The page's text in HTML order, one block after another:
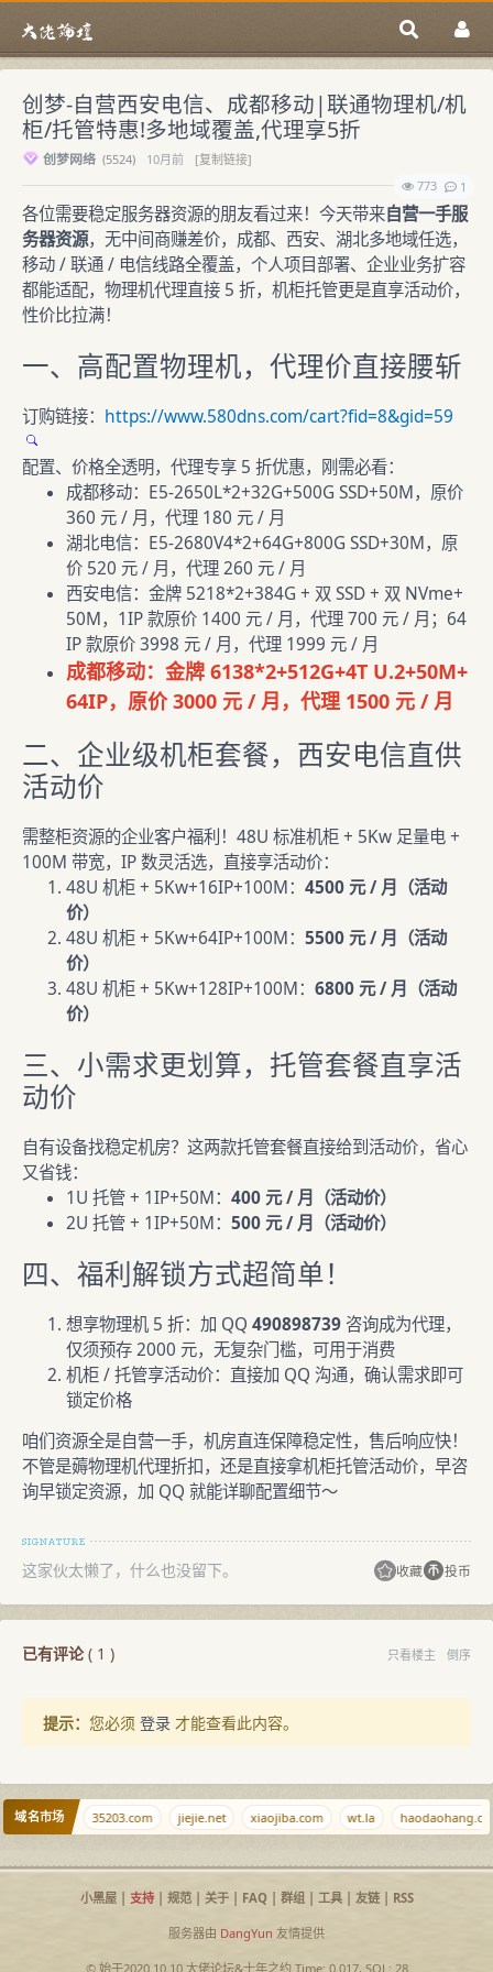
创梦-自营西安电信、成都移动|联通物理机/机
柜/托管特惠!多地域覆盖,代理享5折
创梦网络 (5524) 10月前
[复制链接]
773
1
各位需要稳定服务器资源的朋友看过来！今天带来自营一手服
务器资源，无中间商赚差价，成都、西安、湖北多地域任选，
移动 / 联通 / 电信线路全覆盖，个人项目部署、企业业务扩容
都能适配，物理机代理直接 5 折，机柜托管更是直享活动价，
性价比拉满！
一、高配置物理机，代理价直接腰斩
订购链接： https://www.580dns.com/cart?fid=8&gid=59
配置、价格全透明，代理专享 5 折优惠，刚需必看：
成都移动：E5-2650L*2+32G+500G SSD+50M，原价
360 元 / 月，代理 180 元 / 月
湖北电信：E5-2680V4*2+64G+800G SSD+30M，原
价 520 元 / 月，代理 260 元 / 月
西安电信：金牌 5218*2+384G + 双 SSD + 双 NVme+
50M，1IP 款原价 1400 元 / 月，代理 700 元 / 月；64
IP 款原价 3998 元 / 月，代理 1999 元 / 月
成都移动：金牌 6138*2+512G+4T U.2+50M+
64IP，原价 3000 元 / 月，代理 1500 元 / 月
二、企业级机柜套餐，西安电信直供
活动价
需整柜资源的企业客户福利！48U 标准机柜 + 5Kw 足量电 +
100M 带宽，IP 数灵活选，直接享活动价：
48U 机柜 + 5Kw+16IP+100M： 4500 元 / 月（活动
价）
48U 机柜 + 5Kw+64IP+100M： 5500 元 / 月（活动
价）
48U 机柜 + 5Kw+128IP+100M： 6800 元 / 月（活动
价）
三、小需求更划算，托管套餐直享活
动价
自有设备找稳定机房？这两款托管套餐直接给到活动价，省心
又省钱：
1U 托管 + 1IP+50M： 400 元 / 月（活动价）
2U 托管 + 1IP+50M： 500 元 / 月（活动价）
四、福利解锁方式超简单！
想享物理机 5 折：加 QQ 490898739 咨询成为代理，
仅须预存 2000 元，无复杂门槛，可用于消费
机柜 / 托管享活动价：直接加 QQ 沟通，确认需求即可
锁定价格
咱们资源全是自营一手，机房直连保障稳定性，售后响应快！
不管是薅物理机代理折扣，还是直接拿机柜托管活动价，早咨
询早锁定资源，加 QQ 就能详聊配置细节～
这家伙太懒了，什么也没留下。 收藏 投币
已有评论( 1 ) 只看楼主 倒序
提示： 您必须 登录 才能查看此内容。
域名市场
vps.spa 35203.com jiejie.net xiaojiba.com wt.la
小黑屋| 支持| 规范| 关于| FAQ| 群组| 工具| 友链| RSS
服务器由 DangYun 友情提供
© 始于2020.10.10 大佬论坛&十年之约Time: 0.017, SQL: 28